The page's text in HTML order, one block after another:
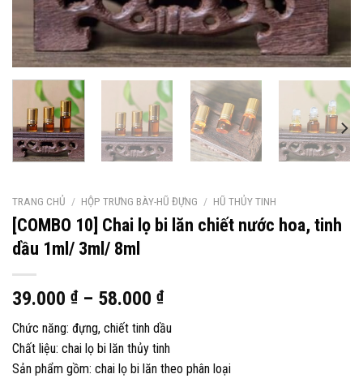
TRANG CHỦ / HỘP TRƯNG BÀY-HŨ ĐỰNG / HŨ THỦY TINH
[COMBO 10] Chai lọ bi lăn chiết nước hoa, tinh
dầu 1ml/ 3ml/ 8ml
39.000 ₫– 58.000 ₫
Chức năng: đựng, chiết tinh dầu
Chất liệu: chai lọ bi lăn thủy tinh
Sản phẩm gồm: chai lọ bi lăn theo phân loại